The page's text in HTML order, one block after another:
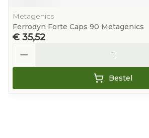
Metagenics
Ferrodyn Forte Caps 90 Metagenics
€ 35,52
Bestel